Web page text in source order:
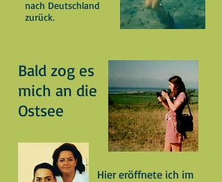
nach Deutschland
zurück.
Bald zog es
mich an die
Ostsee
Hier eröffnete ich im